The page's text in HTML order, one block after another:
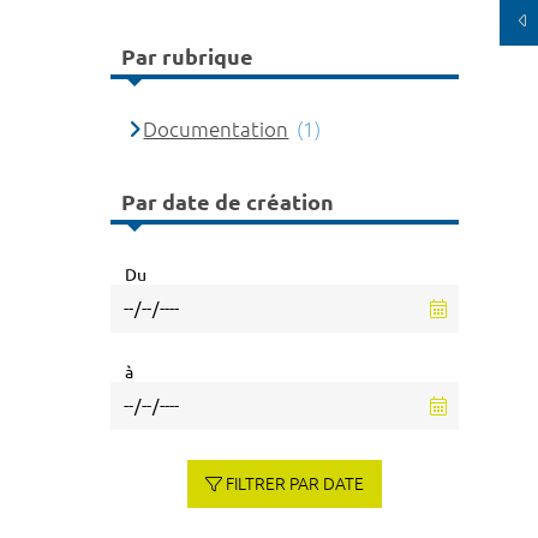
Par rubrique
Documentation (1)
Par date de création
Du
à
FILTRER PAR DATE